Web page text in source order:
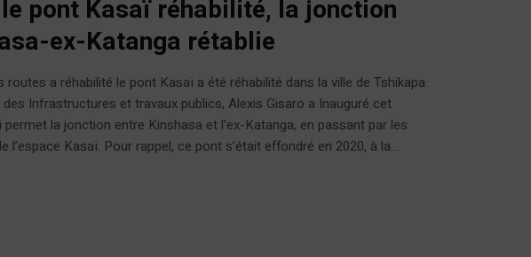
le pont Kasaï réhabilité, la jonction
ex-Katanga rétablie
routes a réhabilité le pont Kasaï a été réhabilité dans la ville de Tshikapa.
Infrastructures et travaux publics, Alexis Gisaro a Inauguré cet
permet la jonction entre Kinshasa et l’ex-Katanga, en passant par les
l’espace Kasaï. Pour rappel, ce pont s’était effondré en 2020, à la...